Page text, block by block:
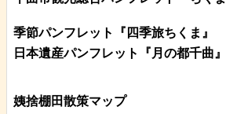
季節パンフレット『四季旅ちくま』
日本遺産パンフレット
『月の都千曲』
姨捨棚田散策マップ